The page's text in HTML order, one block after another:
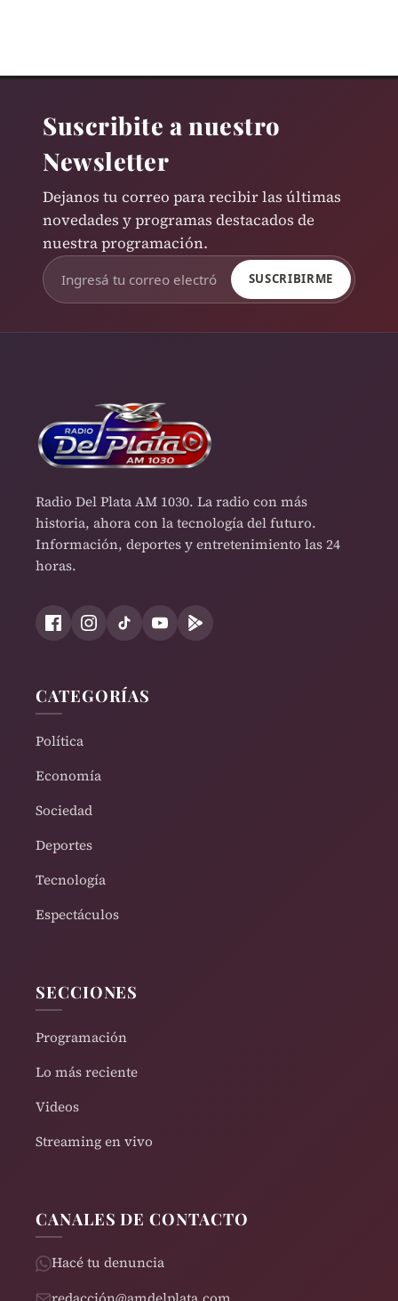
Suscribite a nuestro
Newsletter
Dejanos tu correo para recibir las últimas
novedades y programas destacados de
nuestra programación.
SUSCRIBIRME
Radio Del Plata AM 1030. La radio con más
historia, ahora con la tecnología del futuro.
Información, deportes y entretenimiento las 24
horas.
CATEGORÍAS
Política
Economía
Sociedad
Deportes
Tecnología
Espectáculos
SECCIONES
Programación
Lo más reciente
Videos
Streaming en vivo
CANALES DE CONTACTO
Hacé tu denuncia